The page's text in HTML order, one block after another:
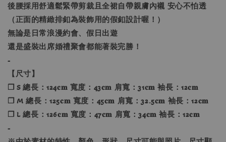
後腰採用舒適鬆緊帶剪裁且全裙自帶親膚內襯 安心不怕透
（正面的精緻排釦為裝飾用的假釦設計喔！）
無論是日常浪漫約會、假日出遊
還是盛裝出席婚禮聚會都能著裝完勝！
-
【尺寸】
❐ S 總長：124𝐜𝐦 寬度：43𝐜𝐦 肩寬：31𝐜𝐦 袖長：12𝐜𝐦
❐ M 總長：125𝐜𝐦 寬度：45𝐜𝐦 肩寬：32.5𝐜𝐦 袖長：12𝐜𝐦
❐ L 總長：126𝐜𝐦 寬度：47𝐜𝐦 肩寬：34𝐜𝐦 袖長：12𝐜𝐦
-